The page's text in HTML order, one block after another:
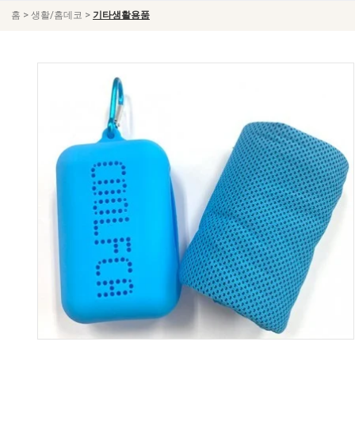
홈 > 생활/홈데코 > 기타생활용품